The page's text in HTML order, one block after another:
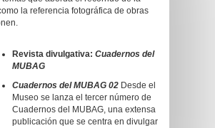
la referencia fotográfica de obras
Revista divulgativa: Cuadernos del
MUBAG
Cuadernos del MUBAG 02 Desde el
Museo se lanza el tercer número de
Cuadernos del MUBAG, una extensa
publicación que se centra en divulgar